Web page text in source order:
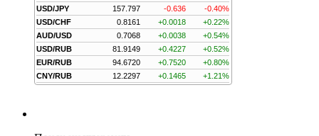
USD/JPY
157.797 -0.636
-0.40%
USD/CHF
0.8161 +0.0018
+0.22%
AUD/USD
0.7068 +0.0038
+0.54%
USD/RUB
81.9149 +0.4227
+0.52%
EUR/RUB
94.6720 +0.7520
+0.80%
CNY/RUB
12.2297 +0.1465 +1.21%